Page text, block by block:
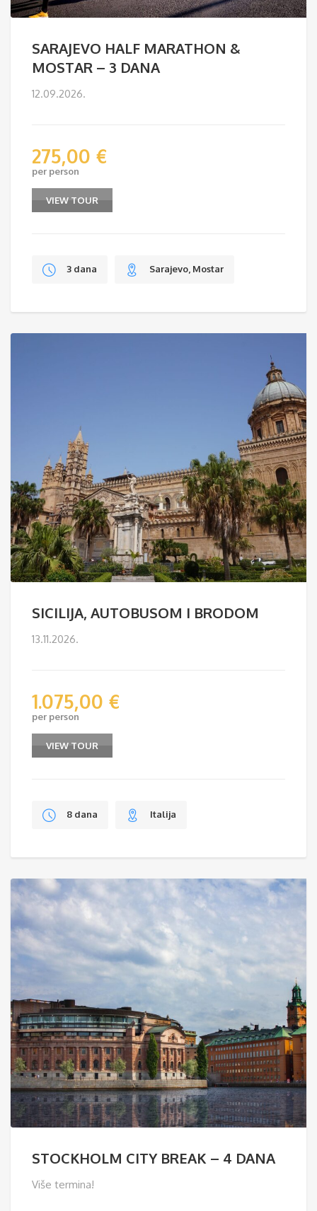
SARAJEVO HALF MARATHON &
MOSTAR – 3 DANA
12.09.2026.
275,00 €
per person
VIEW TOUR
3 dana Sarajevo, Mostar
SICILIJA, AUTOBUSOM I BRODOM
13.11.2026.
1.075,00 €
per person
VIEW TOUR
8 dana Italija
STOCKHOLM CITY BREAK – 4 DANA
Više termina!